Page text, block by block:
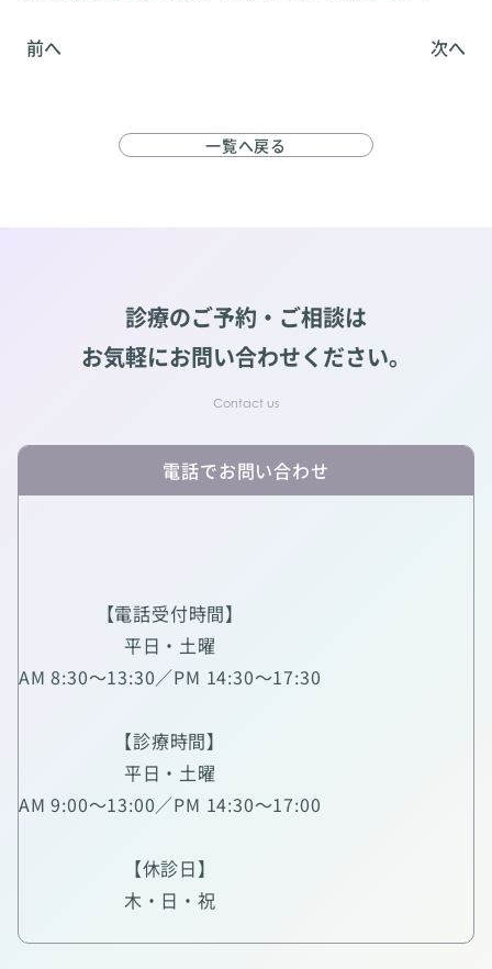
前へ 次へ
一覧へ戻る
診療のご予約・ご相談は
お気軽にお問い合わせください。
電話でお問い合わせ
【電話受付時間】
平日・土曜
AM 8:30～13:30／PM 14:30～17:30
【診療時間】
平日・土曜
AM 9:00～13:00／PM 14:30～17:00
【休診日】
木・日・祝